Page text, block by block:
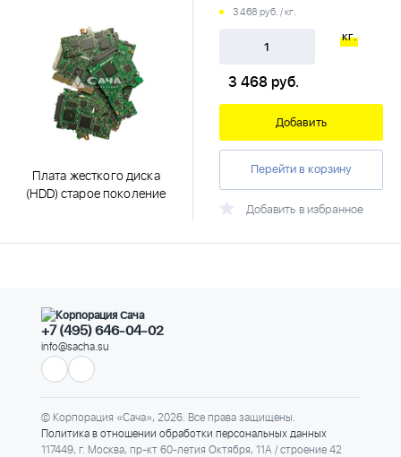
Плата жесткого диска
(HDD) старое поколение
3 468 руб. / кг.
кг.
3 468 руб.
Добавить
Перейти в корзину
Добавить в избранное
+7 (495) 646-04-02
info@sacha.su
© Корпорация «Сача», 2026. Все права защищены.
Политика в отношении обработки персональных данных
117449, г. Москва, пр-кт 60-летия Октября, 11А / строение 42